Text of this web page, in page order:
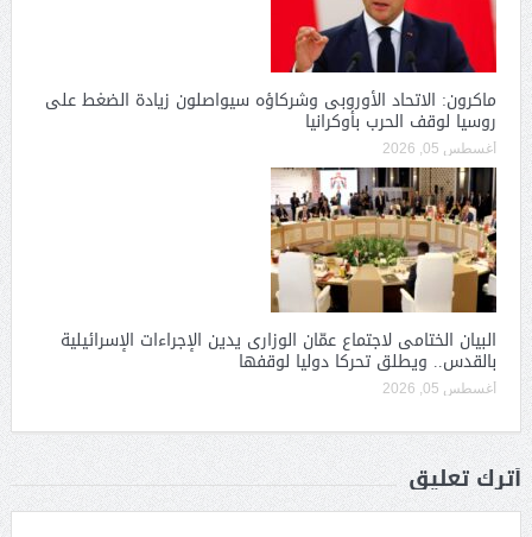
ماكرون: الاتحاد الأوروبى وشركاؤه سيواصلون زيادة الضغط على
روسيا لوقف الحرب بأوكرانيا
أغسطس 05, 2026
البيان الختامى لاجتماع عمّان الوزارى يدين الإجراءات الإسرائيلية
بالقدس.. ويطلق تحركا دوليا لوقفها
أغسطس 05, 2026
أترك تعليق